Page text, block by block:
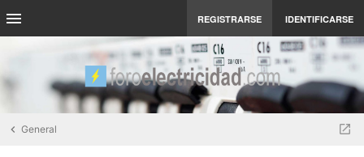
REGISTRARSE IDENTIFICARSE
General